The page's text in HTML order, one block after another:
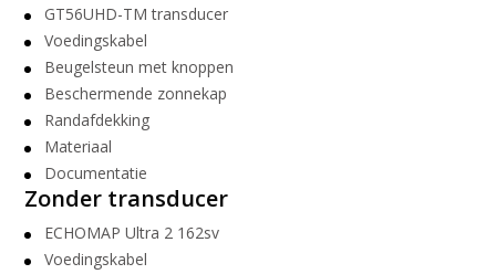
GT56UHD-TM transducer
Voedingskabel
Beugelsteun met knoppen
Beschermende zonnekap
Randafdekking
Materiaal
Documentatie
Zonder transducer
ECHOMAP Ultra 2 162sv
Voedingskabel